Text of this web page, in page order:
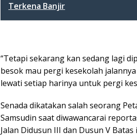
Terkena Banjir
“Tetapi sekarang kan sedang lagi
besok mau pergi kesekolah
lewati setiap harinya untuk pergi
Senada dikatakan salah seorang
Samsudin saat diwawancarai
Jalan Didusun III dan Dusun V